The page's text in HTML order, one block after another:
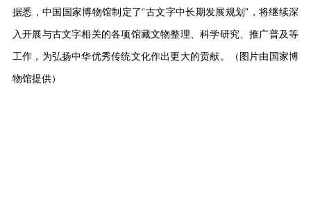
据悉，中国国家博物馆制定了“古文字中长期发展规划”，将继续深
入开展与古文字相关的各项馆藏文物整理、科学研究、推广普及等
工作，为弘扬中华优秀传统文化作出更大的贡献。（图片由国家博
物馆提供）